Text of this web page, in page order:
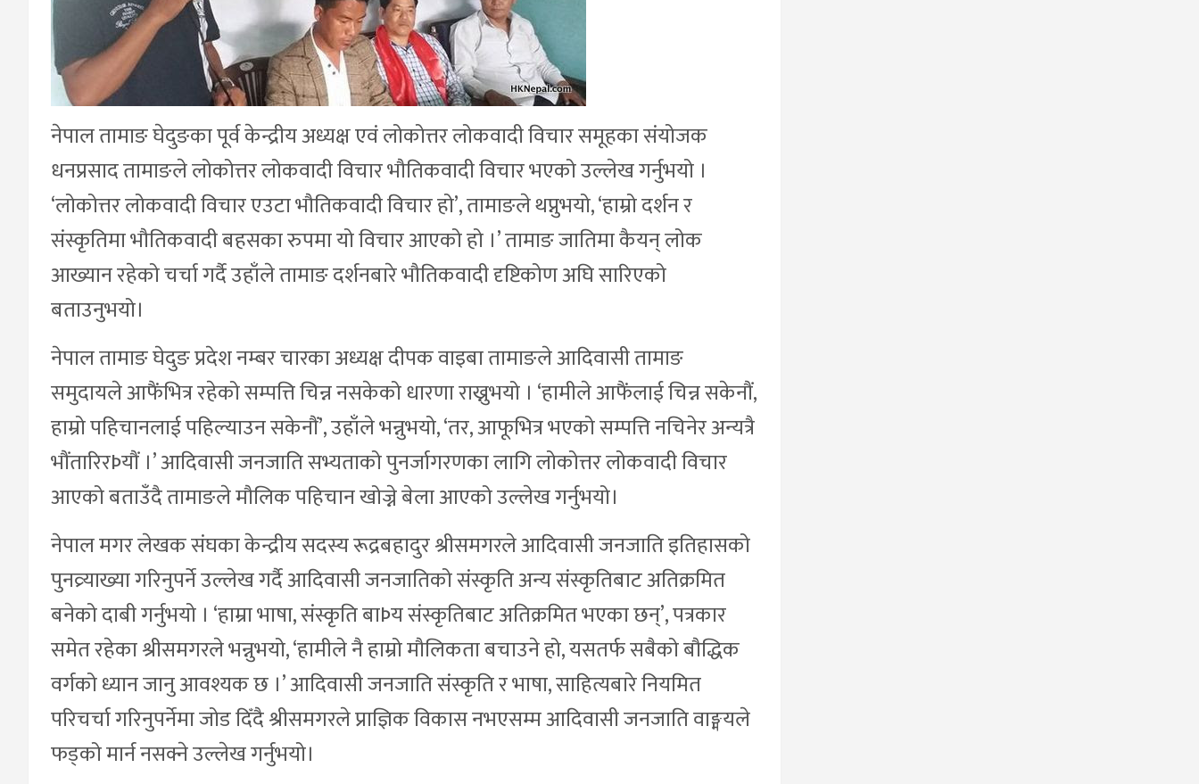
नेपाल तामाङ घेदुङका पूर्व केन्द्रीय अध्यक्ष एवं लोकोत्तर लोकवादी विचार समूहका संयोजक
धनप्रसाद तामाङले लोकोत्तर लोकवादी विचार भौतिकवादी विचार भएको उल्लेख गर्नुभयो ।
‘लोकोत्तर लोकवादी विचार एउटा भौतिकवादी विचार हो’, तामाङले थप्नुभयो, ‘हाम्रो दर्शन र
संस्कृतिमा भौतिकवादी बहसका रुपमा यो विचार आएको हो ।’ तामाङ जातिमा कैयन् लोक
आख्यान रहेको चर्चा गर्दै उहाँले तामाङ दर्शनबारे भौतिकवादी दृष्टिकोण अघि सारिएको
बताउनुभयो।
नेपाल तामाङ घेदुङ प्रदेश नम्बर चारका अध्यक्ष दीपक वाइबा तामाङले आदिवासी तामाङ
समुदायले आफैंभित्र रहेको सम्पत्ति चिन्न नसकेको धारणा राख्नुभयो । ‘हामीले आफैंलाई चिन्न सकेनौं,
हाम्रो पहिचानलाई पहिल्याउन सकेनौं’, उहाँले भन्नुभयो, ‘तर, आफूभित्र भएको सम्पत्ति नचिनेर अन्यत्रै
भौंतारिरÞयौं ।’ आदिवासी जनजाति सभ्यताको पुनर्जागरणका लागि लोकोत्तर लोकवादी विचार
आएको बताउँदै तामाङले मौलिक पहिचान खोज्ने बेला आएको उल्लेख गर्नुभयो।
नेपाल मगर लेखक संघका केन्द्रीय सदस्य रूद्रबहादुर श्रीसमगरले आदिवासी जनजाति इतिहासको
पुनव्र्याख्या गरिनुपर्ने उल्लेख गर्दै आदिवासी जनजातिको संस्कृति अन्य संस्कृतिबाट अतिक्रमित
बनेको दाबी गर्नुभयो । ‘हाम्रा भाषा, संस्कृति बाÞय संस्कृतिबाट अतिक्रमित भएका छन्’, पत्रकार
समेत रहेका श्रीसमगरले भन्नुभयो, ‘हामीले नै हाम्रो मौलिकता बचाउने हो, यसतर्फ सबैको बौद्धिक
वर्गको ध्यान जानु आवश्यक छ ।’ आदिवासी जनजाति संस्कृति र भाषा, साहित्यबारे नियमित
परिचर्चा गरिनुपर्नेमा जोड दिँदै श्रीसमगरले प्राज्ञिक विकास नभएसम्म आदिवासी जनजाति वाङ्मयले
फड्को मार्न नसक्ने उल्लेख गर्नुभयो।